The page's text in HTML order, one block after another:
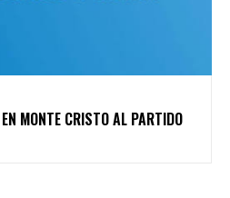
MONTE CRISTO AL PARTIDO